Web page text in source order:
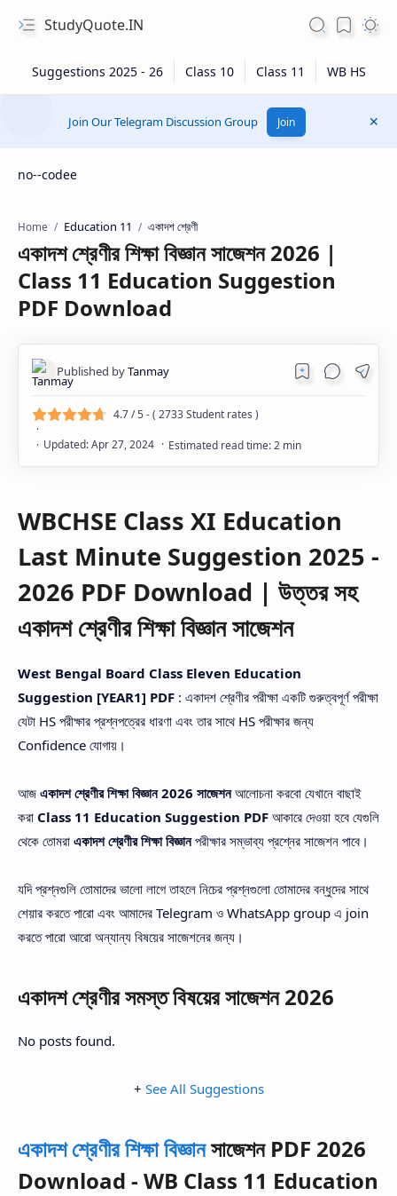
StudyQuote.IN
Join Our Telegram Discussion Group Join
no--codee
Home Education 11 একাদশ শ্রেণী
একাদশ শ্রেণীর শিক্ষা বিজ্ঞান সাজেশন 2026 |
Class 11 Education Suggestion
PDF Download
4.7/ 5 - ( 2733Student rates )
WBCHSE Class XI Education
Last Minute Suggestion 2025 -
2026 PDF Download | উত্তর সহ
একাদশ শ্রেণীর শিক্ষা বিজ্ঞান সাজেশন
West Bengal Board Class Eleven Education
Suggestion [YEAR1] PDF : একাদশ শ্রেণীর পরীক্ষা একটি গুরুত্বপূর্ণ পরীক্ষা
যেটা HS পরীক্ষার প্রশ্নপত্রের ধারণা এবং তার সাথে HS পরীক্ষার জন্য
Confidence যোগায়।
আজ একাদশ শ্রেণীর শিক্ষা বিজ্ঞান 2026 সাজেশনআলোচনা করবো যেখানে বাছাই
করা Class 11 Education Suggestion PDF আকারে দেওয়া হবে যেগুলি
থেকে তোমরা একাদশ শ্রেণীর শিক্ষা বিজ্ঞানপরীক্ষার সম্ভাব্য প্রশ্নের সাজেশন পাবে।
যদি প্রশ্নগুলি তোমাদের ভালো লাগে তাহলে নিচের প্রশ্নগুলো তোমাদের বন্ধুদের সাথে
শেয়ার করতে পারো এবং আমাদের Telegram ও WhatsApp group এ join
করতে পারো আরো অন্যান্য বিষয়ের সাজেশনের জন্য।
একাদশ শ্রেণীর সমস্ত বিষয়ের সাজেশন 2026
No posts found.
+ See All Suggestions
একাদশ শ্রেণীর শিক্ষা বিজ্ঞানসাজেশন PDF 2026
Download - WB Class 11 Education